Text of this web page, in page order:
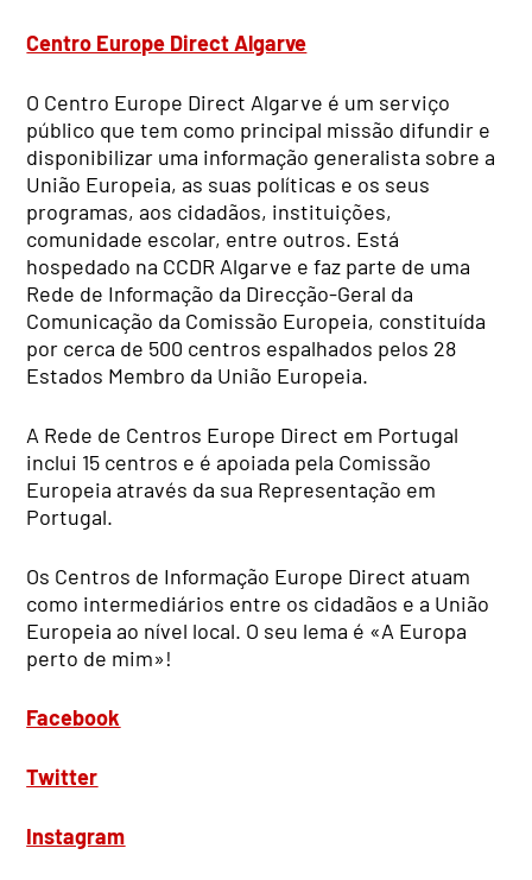
Centro Europe Direct Algarve
O Centro Europe Direct Algarve é um serviço
público que tem como principal missão difundir e
disponibilizar uma informação generalista sobre a
União Europeia, as suas políticas e os seus
programas, aos cidadãos, instituições,
comunidade escolar, entre outros. Está
hospedado na CCDR Algarve e faz parte de uma
Rede de Informação da Direcção-Geral da
Comunicação da Comissão Europeia, constituída
por cerca de 500 centros espalhados pelos 28
Estados Membro da União Europeia.
A Rede de Centros Europe Direct em Portugal
inclui 15 centros e é apoiada pela Comissão
Europeia através da sua Representação em
Portugal.
Os Centros de Informação Europe Direct atuam
como intermediários entre os cidadãos e a União
Europeia ao nível local. O seu lema é «A Europa
perto de mim»!
Facebook
Twitter
Instagram